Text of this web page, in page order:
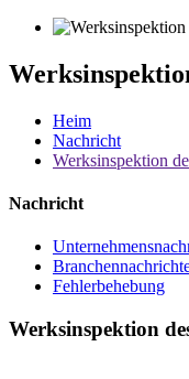
Heim
Nachricht
Werksinspektion
Nachricht
Fehlerbehebung
Werksinspektion